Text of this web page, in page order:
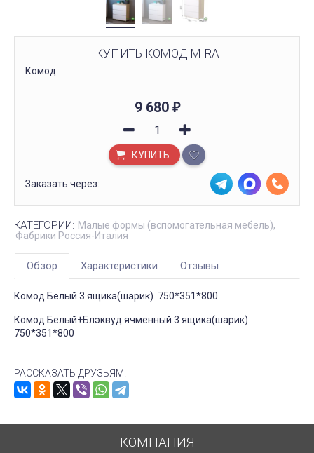
КУПИТЬ КОМОД MIRA
Комод
9 680 ₽
КУПИТЬ
Заказать через:
КАТЕГОРИИ: Малые формы (вспомогательная мебель)
Фабрики Россия-Италия
Обзор Характеристики Отзывы
Комод Белый 3 ящика(шарик) 750*351*800
Комод Белый+Блэквуд ячменный 3 ящика(шарик)
750*351*800
РАССКАЗАТЬ ДРУЗЬЯМ!
КОМПАНИЯ